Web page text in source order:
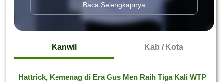
Baca Selengkapnya
Kanwil Kab / Kota
Hattrick, Kemenag di Era Gus Men Raih Tiga Kali WTP